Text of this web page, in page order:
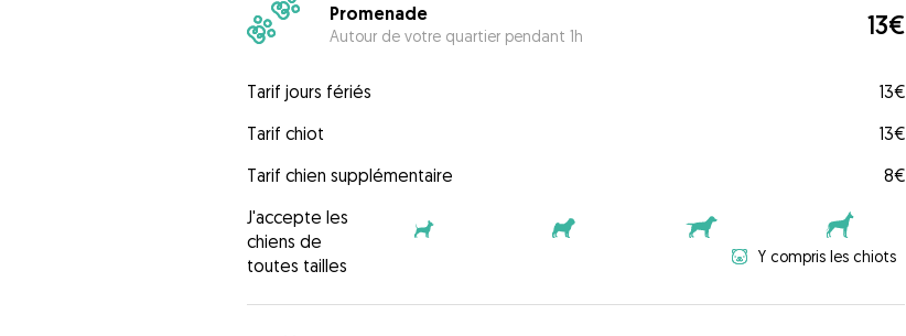
Promenade
Autour de votre quartier pendant 1h 13€
Tarif jours fériés
13€
Tarif chiot
13€
Tarif chien supplémentaire
8€
J'accepte les
chiens de
toutes tailles
Y compris les chiots